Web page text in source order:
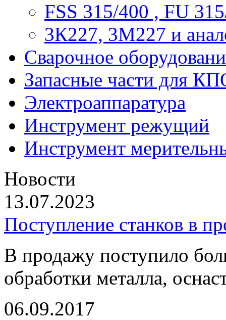
FSS 315/400 , FU
3К227, 3М227 и
Сварочное
Запасные части для
Электроаппаратура
Инструмент режущий
Инструмент
Новости
13.07.2023
Поступление станков в
В продажу поступило
обработки металла,
06.09.2017